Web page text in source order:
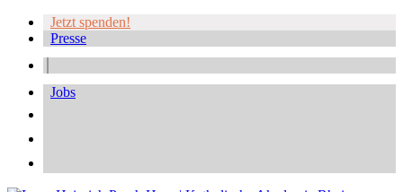
Jetzt spenden!
Presse
Jobs